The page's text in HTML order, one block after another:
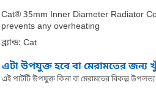
Cat® 35mm Inner Diameter Radiator
prevents any overheating
ব্র্যান্ড: Cat
এটা উপযুক্ত হবে বা মেরামতের জন্য
এই পার্টটি উপযুক্ত কিনা বা মেরামতের বিকল্প